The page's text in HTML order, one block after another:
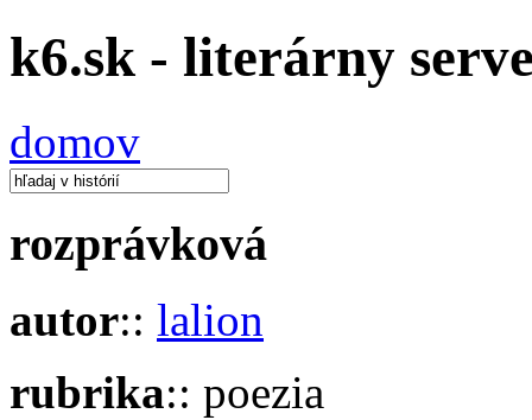
k6.sk - literárny
domov
rozprávková
autor:: lalion
rubrika:: poezia